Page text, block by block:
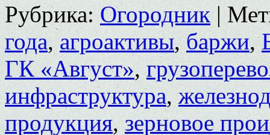
Рубрика: Огородник |
года,агроактивы,баржи,
ГК «Август»,
инфраструктура,
продукция,зерновое